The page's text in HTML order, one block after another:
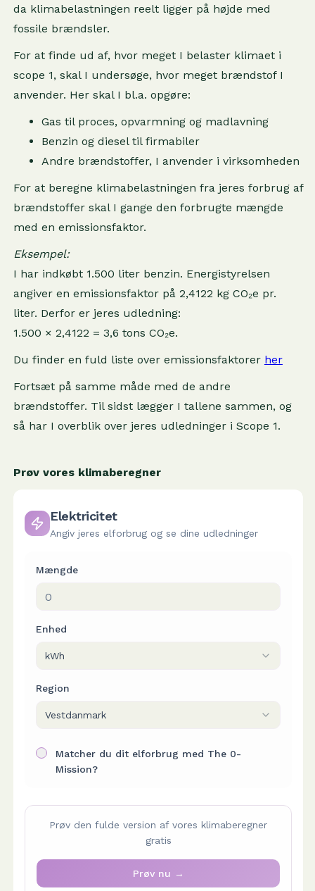
da klimabelastningen reelt ligger på højde med
fossile brændsler.
For at finde ud af, hvor meget I belaster klimaet i
scope 1, skal I undersøge, hvor meget brændstof I
anvender. Her skal I bl.a. opgøre:
Gas til proces, opvarmning og madlavning
Benzin og diesel til firmabiler
Andre brændstoffer, I anvender i virksomheden
For at beregne klimabelastningen fra jeres forbrug af
brændstoffer skal I gange den forbrugte mængde
med en emissionsfaktor.
Eksempel:
I har indkøbt 1.500 liter benzin. Energistyrelsen
angiver en emissionsfaktor på 2,4122 kg CO₂e pr.
liter. Derfor er jeres udledning:
1.500 × 2,4122 = 3,6 tons CO₂e.
Du finder en fuld liste over emissionsfaktorer her
Fortsæt på samme måde med de andre
brændstoffer. Til sidst lægger I tallene sammen, og
så har I overblik over jeres udledninger i Scope 1.
Prøv vores klimaberegner